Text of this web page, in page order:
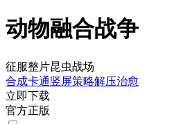
动物融合战争
征服整片昆虫战场
合成卡通竖屏策略解压治愈
立即下载
官方正版